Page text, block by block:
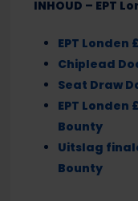
INHOUD – EPT
EPT Londen
Chiplead
Seat Draw
EPT Londen
Bounty
Uitslag
Bounty